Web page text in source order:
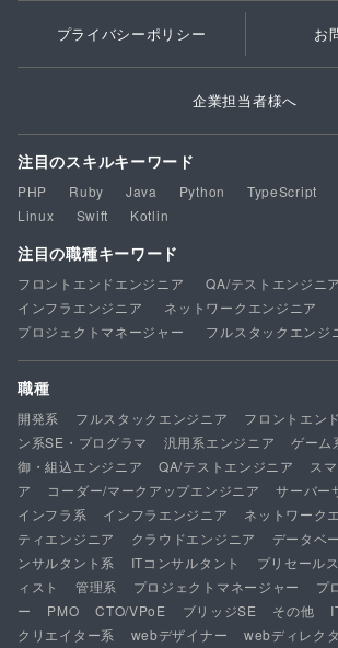
プライバシーポリシー お
企業担当者様へ
注目のスキルキーワード
PHP Ruby Java Python TypeScript
Linux
Swift Kotlin
注目の職種キーワード
フロントエンドエンジニア
QA/テストエンジニア
インフラエンジニア
ネットワークエンジニア
プロジェクトマネージャー
フルスタックエンジ
職種
開発系 フルスタックエンジニア フロントエン
ン系SE・プログラマ
汎用系エンジニア ゲーム
御・組込エンジニア
QA/テストエンジニア
ス
ア
コーダー/マークアップエンジニア
サーバー
インフラ系
インフラエンジニア ネットワーク
ティエンジニア
クラウドエンジニア データベ
ンサルタント系
ITコンサルタント プリセールス
ィスト
管理系 プロジェクトマネージャー
プ
ー
PMO CTO/VPoE ブリッジSE その他
クリエイター系
webデザイナー webディレク